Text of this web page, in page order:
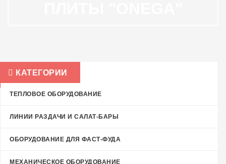
КАТЕГОРИИ
ТЕПЛОВОЕ ОБОРУДОВАНИЕ
ЛИНИИ РАЗДАЧИ И САЛАТ-БАРЫ
ОБОРУДОВАНИЕ ДЛЯ ФАСТ-ФУДА
МЕХАНИЧЕСКОЕ ОБОРУДОВАНИЕ